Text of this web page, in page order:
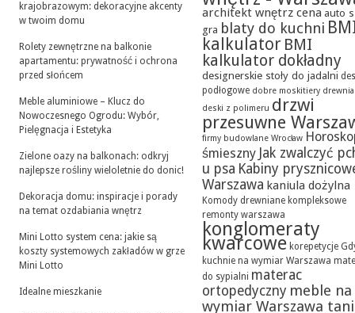
krajobrazowym: dekoracyjne akcenty
w twoim domu
Rolety zewnętrzne na balkonie
apartamentu: prywatność i ochrona
przed słońcem
Meble aluminiowe – Klucz do
Nowoczesnego Ogrodu: Wybór,
Pielęgnacja i Estetyka
Zielone oazy na balkonach: odkryj
najlepsze rośliny wieloletnie do donic!
Dekoracja domu: inspiracje i porady
na temat ozdabiania wnętrz
Mini Lotto system cena: jakie są
koszty systemowych zakładów w grze
Mini Lotto
Idealne mieszkanie
architekt wnętrz cena auto
gra blaty do kuchni
kalkulator BMI
kalkulator dokładny
designerskie stoły do jadalni
podłogowe dobre moskitiery
deski z polimeru drzwi
przesuwne
firmy budowlane Wrocław
śmieszny Jak zwalczyć
u psa Kabiny
Warszawa kaniula dożylna
Komody drewniane kompleksowe
remonty warszawa
konglomeraty
kwarcowe korepetycje
kuchnie na wymiar Warszawa
do sypialni materac
ortopedyczny meble na
wymiar Warszawa